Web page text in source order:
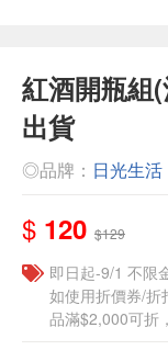
紅酒開瓶組
出貨
◎品牌： 日光生活
$ 120 $129
即日起-9/1 不限
如使用折價券/折
品滿$2,000可折